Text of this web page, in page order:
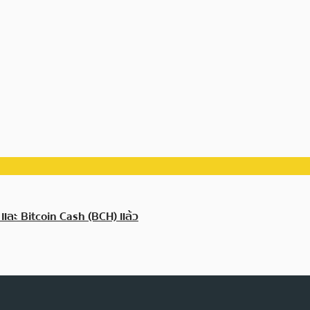
ะ Bitcoin Cash (BCH) แล้ว